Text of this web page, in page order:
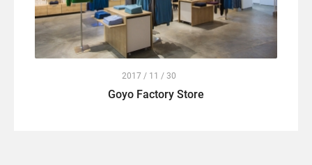
2017 / 11 / 30
Goyo Factory Store